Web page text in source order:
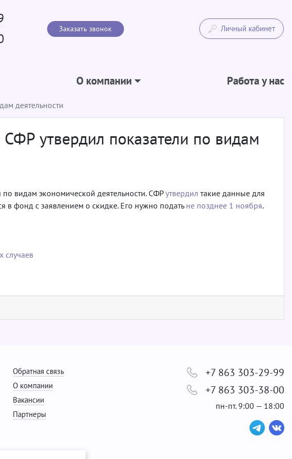
Заказать звонок Личный кабинет
О компании Работа у нас
деятельности
утвердил показатели по видам
по видам экономической деятельности. СФРутвердил такие данные для
в фонд с заявлением о скидке. Его нужно подать не позднее 1 ноября.
случаев
Обратная связь
О компании
Вакансии
Партнеры
+7 863 303-29-99
+7 863 303-38-00
пн-пт. 9:00 — 18:00